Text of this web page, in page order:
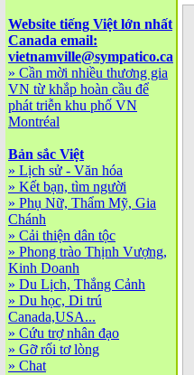
Website tiếng Việt lớn nhất
Canada email:
vietnamville@sympatico.ca
» Cần mời nhiều thương gia
VN từ khắp hoàn cầu để
phát triễn khu phố VN
Montréal
Bản sắc Việt
» Lịch sử - Văn hóa
» Kết bạn, tìm người
» Phụ Nữ, Thẩm Mỹ, Gia
Chánh
» Cải thiện dân tộc
» Phong trào Thịnh Vượng,
Kinh Doanh
» Du Lịch, Thắng Cảnh
» Du học, Di trú
Canada,USA...
» Cứu trợ nhân đạo
» Gỡ rối tơ lòng
» Chat